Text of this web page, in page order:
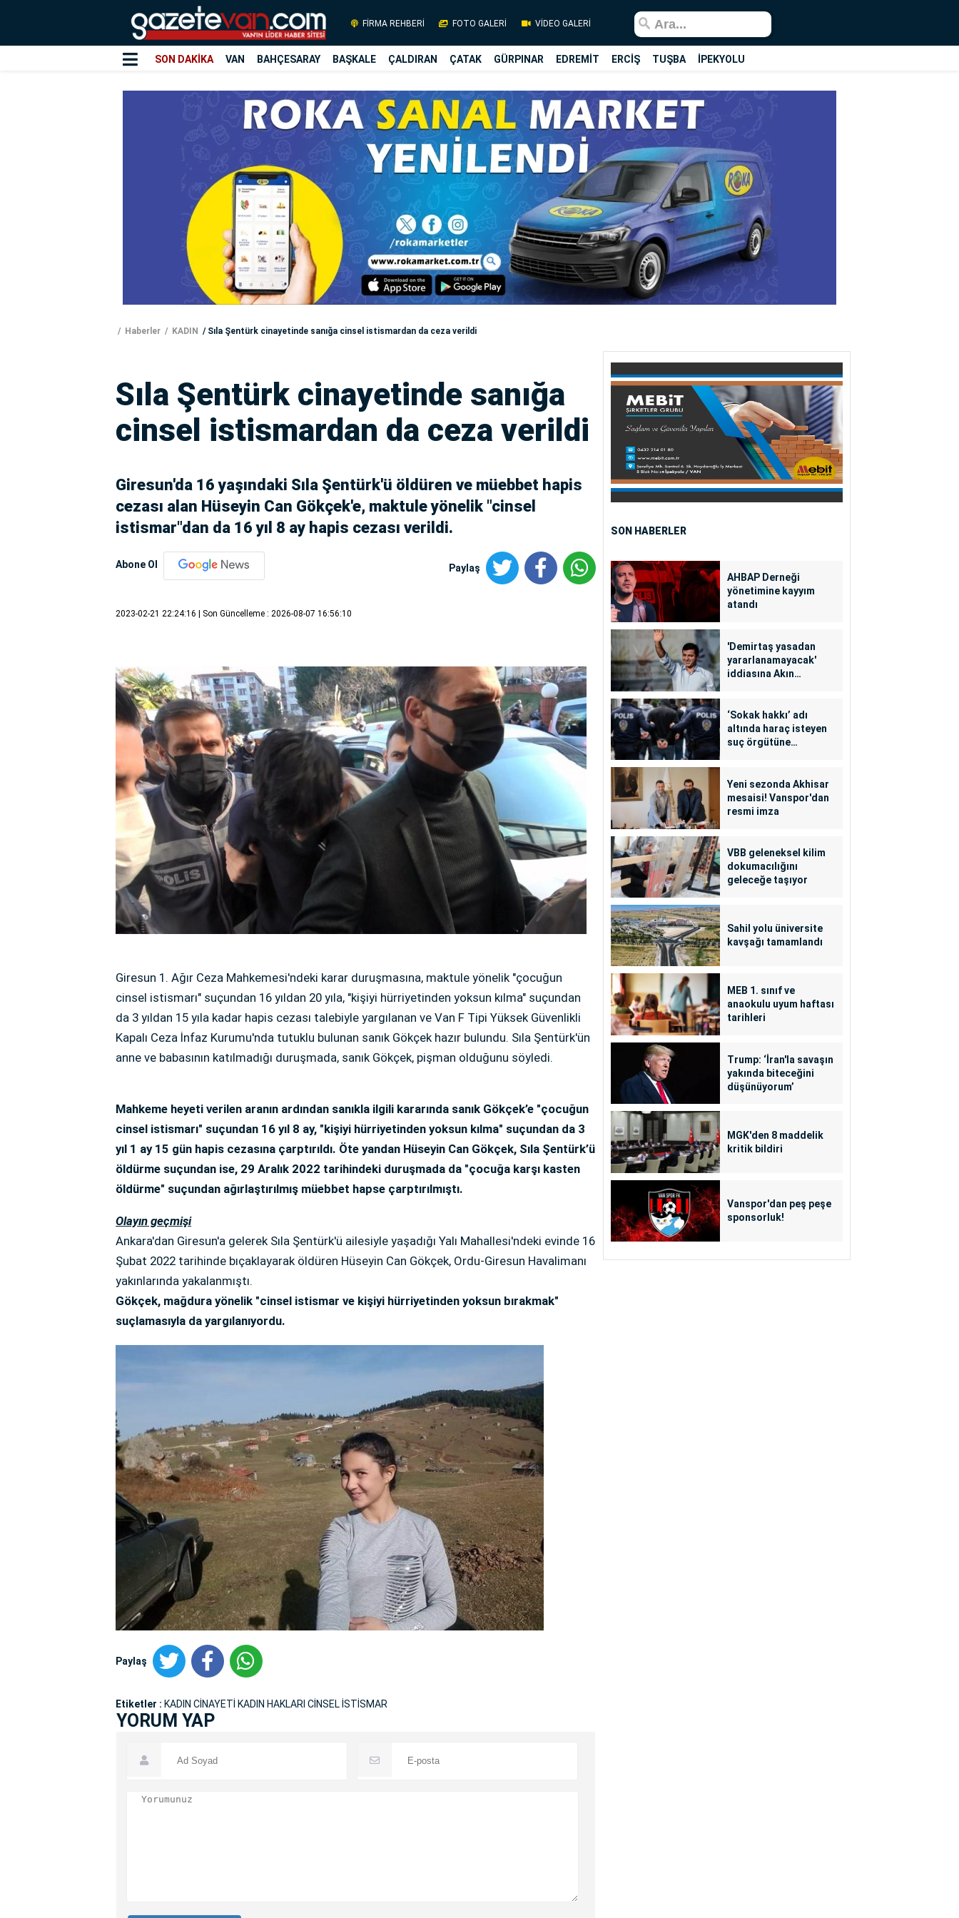
FİRMA REHBERİ FOTO GALERİ VİDEO GALERİ
SON DAKİKA VAN BAHÇESARAY BAŞKALE ÇALDIRAN ÇATAK GÜRPINAR EDREMİT ERCİŞ TUŞBA İPEKYOLU
Haberler KADIN Sıla Şentürk cinayetinde sanığa cinsel istismardan da ceza verildi
Sıla Şentürk cinayetinde sanığa
cinsel istismardan da ceza verildi
Giresun'da 16 yaşındaki Sıla Şentürk'ü öldüren ve müebbet hapis
cezası alan Hüseyin Can Gökçek'e, maktule yönelik "cinsel
istismar"dan da 16 yıl 8 ay hapis cezası verildi.
Abone Ol Paylaş
2023-02-21 22:24:16 | Son Güncelleme : 2026-08-07 16:56:10
Giresun 1. Ağır Ceza Mahkemesi'ndeki karar duruşmasına, maktule yönelik "çocuğun
cinsel istismarı" suçundan 16 yıldan 20 yıla, "kişiyi hürriyetinden yoksun kılma" suçundan
da 3 yıldan 15 yıla kadar hapis cezası talebiyle yargılanan ve Van F Tipi Yüksek Güvenlikli
Kapalı Ceza İnfaz Kurumu'nda tutuklu bulunan sanık Gökçek hazır bulundu. Sıla Şentürk'ün
anne ve babasının katılmadığı duruşmada, sanık Gökçek, pişman olduğunu söyledi.
Mahkeme heyeti verilen aranın ardından sanıkla ilgili kararında sanık Gökçek’e "çocuğun
cinsel istismarı" suçundan 16 yıl 8 ay, "kişiyi hürriyetinden yoksun kılma" suçundan da 3
yıl 1 ay 15 gün hapis cezasına çarptırıldı. Öte yandan Hüseyin Can Gökçek, Sıla Şentürk’ü
öldürme suçundan ise, 29 Aralık 2022 tarihindeki duruşmada da "çocuğa karşı kasten
öldürme" suçundan ağırlaştırılmış müebbet hapse çarptırılmıştı.
Olayın geçmişi
Ankara'dan Giresun'a gelerek Sıla Şentürk'ü ailesiyle yaşadığı Yalı Mahallesi'ndeki evinde 16
Şubat 2022 tarihinde bıçaklayarak öldüren Hüseyin Can Gökçek, Ordu-Giresun Havalimanı
yakınlarında yakalanmıştı.
Gökçek, mağdura yönelik "cinsel istismar ve kişiyi hürriyetinden yoksun bırakmak"
suçlamasıyla da yargılanıyordu.
Paylaş
Etiketler : KADIN CİNAYETİ KADIN HAKLARI CİNSEL İSTİSMAR
YORUM YAP
SON HABERLER
AHBAP Derneği
yönetimine kayyım
atandı
'Demirtaş yasadan
yararlanamayacak'
iddiasına Akın
‘Sokak hakkı’ adı
altında haraç isteyen
suç örgütüne
Yeni sezonda Akhisar
mesaisi! Vanspor'dan
resmi imza
VBB geleneksel kilim
dokumacılığını
geleceğe taşıyor
Sahil yolu üniversite
kavşağı tamamlandı
MEB 1. sınıf ve
anaokulu uyum haftası
tarihleri
Trump: ‘İran'la savaşın
yakında biteceğini
düşünüyorum’
MGK'den 8 maddelik
kritik bildiri
Vanspor'dan peş peşe
sponsorluk!